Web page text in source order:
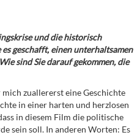
und die historisch
geschafft, einen unterhaltsamen
sind Sie darauf gekommen, die
zuallererst eine Geschichte
in einer harten und herzlosen
in diesem Film die politische
sein soll. In anderen Worten: Es